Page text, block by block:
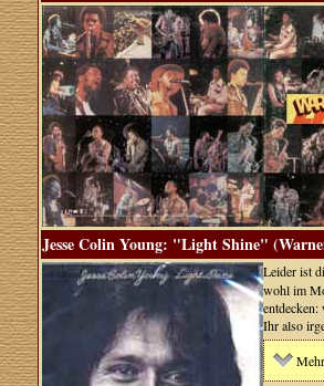
Jesse Colin Young: "Light Shine"
Leider ist
wohl im
Ihr also